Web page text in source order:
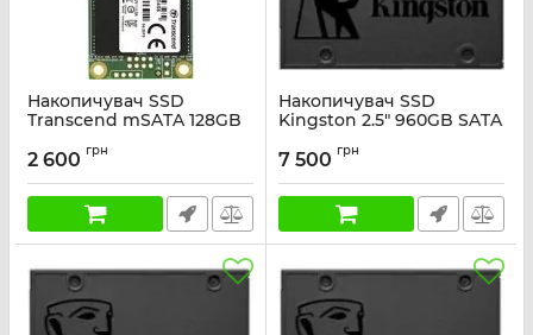
Накопичувач SSD
Transcend mSATA 128GB
Артикул: TS128GMSA230S
2 600 грн
Накопичувач SSD
Kingston 2.5" 960GB SATA
Артикул: SA400S37/960G
7 500 грн